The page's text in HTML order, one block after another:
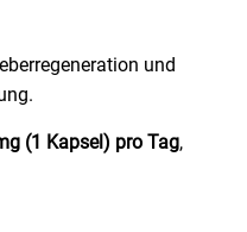
und
(1 Kapsel) pro Tag,